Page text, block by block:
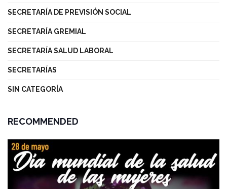
SECRETARÍA DE PREVISIÓN SOCIAL
SECRETARÍA GREMIAL
SECRETARÍA SALUD LABORAL
SECRETARÍAS
SIN CATEGORÍA
RECOMMENDED